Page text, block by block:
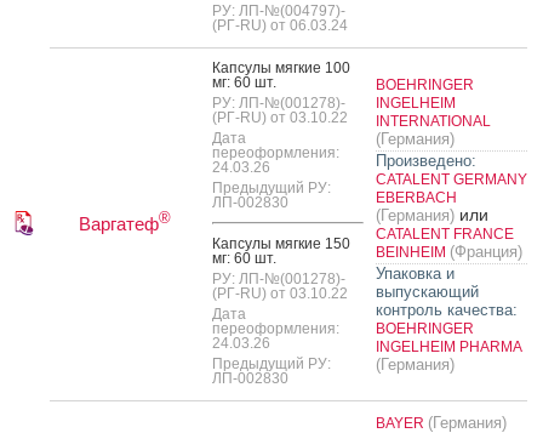
РУ: ЛП-№(004797)-
(РГ-RU) от 06.03.24
Варгатеф®
Кап­су­лы мяг­кие 100
мг: 60 шт.
РУ: ЛП-№(001278)-
(РГ-RU) от 03.10.22
Дата
переоформления:
24.03.26
Предыдущий РУ:
ЛП-002830
Кап­су­лы мяг­кие 150
мг: 60 шт.
РУ: ЛП-№(001278)-
(РГ-RU) от 03.10.22
Дата
переоформления:
24.03.26
Предыдущий РУ:
ЛП-002830
BOEHRINGER
INGELHEIM
INTERNATIONAL
(Германия)
Произведено:
CATALENT GERMANY
EBERBACH
(Германия) или
CATALENT FRANCE
BEINHEIM (Франция)
Упаковка и
выпускающий
контроль качества:
BOEHRINGER
INGELHEIM PHARMA
(Германия)
BAYER (Германия)